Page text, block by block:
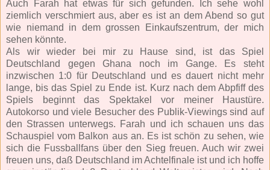
Auch Farah hat etwas für sich gefunden. Ich sehe wohl
ziemlich verschmiert aus, aber es ist an dem Abend so gut
wie niemand in dem grossen Einkaufszentrum, der mich
sehen könnte.
Als wir wieder bei mir zu Hause sind, ist das Spiel
Deutschland gegen Ghana noch im Gange. Es steht
inzwischen 1:0 für Deutschland und es dauert nicht mehr
lange, bis das Spiel zu Ende ist. Kurz nach dem Abpfiff des
Spiels beginnt das Spektakel vor meiner Haustüre.
Autokorso und viele Besucher des Publik-Viewings sind auf
den Strassen unterwegs. Farah und ich schauen uns das
Schauspiel vom Balkon aus an. Es ist schön zu sehen, wie
sich die Fussballfans über den Sieg freuen. Auch wir zwei
freuen uns, daß Deutschland im Achtelfinale ist und ich hoffe